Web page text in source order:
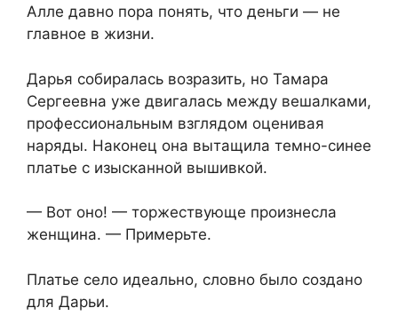
Алле давно пора понять, что деньги — не
главное в жизни.
Дарья собиралась возразить, но Тамара
Сергеевна уже двигалась между вешалками,
профессиональным взглядом оценивая
наряды. Наконец она вытащила темно-синее
платье с изысканной вышивкой.
— Вот оно! — торжествующе произнесла
женщина. — Примерьте.
Платье село идеально, словно было создано
для Дарьи.